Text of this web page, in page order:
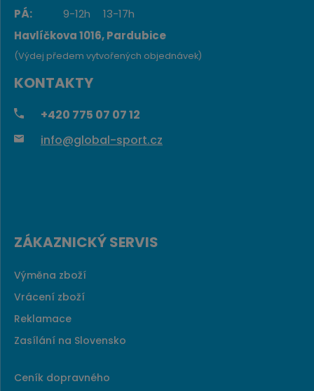
PÁ:
9-12h
13-17h
Havlíčkova 1016, Pardubice
KONTAKTY
+420 775 07 07 12
info@global-sport.cz
(Výdej předem vytvořených objednávek)
ZÁKAZNICKÝ SERVIS
Výměna zboží
Vrácení zboží
Reklamace
Zasílání na Slovensko
Ceník dopravného